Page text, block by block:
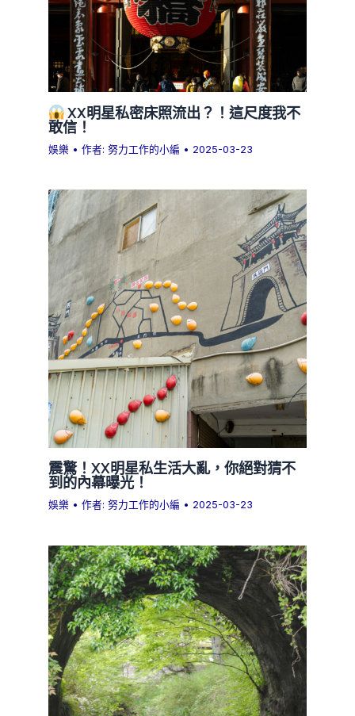
XX明星私密床照流出？！這尺度我不
敢信！
娛樂 • 作者:努力工作的小編 • 2025-03-23
震驚！XX明星私生活大亂，你絕對猜不
到的內幕曝光！
娛樂 • 作者:努力工作的小編 • 2025-03-23